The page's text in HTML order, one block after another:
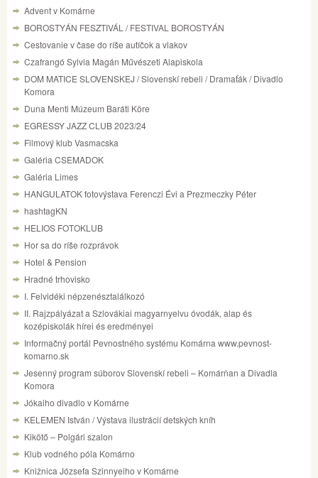
Advent v Komárne
BOROSTYÁN FESZTIVÁL / FESTIVAL BOROSTYÁN
Cestovanie v čase do ríše autíčok a vlakov
Czafrangó Sylvia Magán Művészeti Alapiskola
DOM MATICE SLOVENSKEJ / Slovenskí rebeli / Dramaťák / Divadlo
Komora
Duna Menti Múzeum Baráti Köre
EGRESSY JAZZ CLUB 2023/24
Filmový klub Vasmacska
Galéria CSEMADOK
Galéria Limes
HANGULATOK fotovýstava Ferenczi Évi a Prezmeczky Péter
hashtagKN
HELIOS FOTOKLUB
Hor sa do ríše rozprávok
Hotel & Pension
Hradné trhovisko
I. Felvidéki népzenésztalálkozó
II. Rajzpályázat a Szlovákiai magyarnyelvu óvodák, alap és
kozépiskolák hírei és eredményei
Informačný portál Pevnostného systému Komárna www.pevnost-
komarno.sk
Jesenný program súborov Slovenskí rebeli – Komárňan a Divadla
Komora
Jókaiho divadlo v Komárne
KELEMEN István / Výstava ilustrácií detských kníh
Kikötő – Polgári szalon
Klub vodného póla Komárno
Knižnica Józsefa Szinnyeiho v Komárne